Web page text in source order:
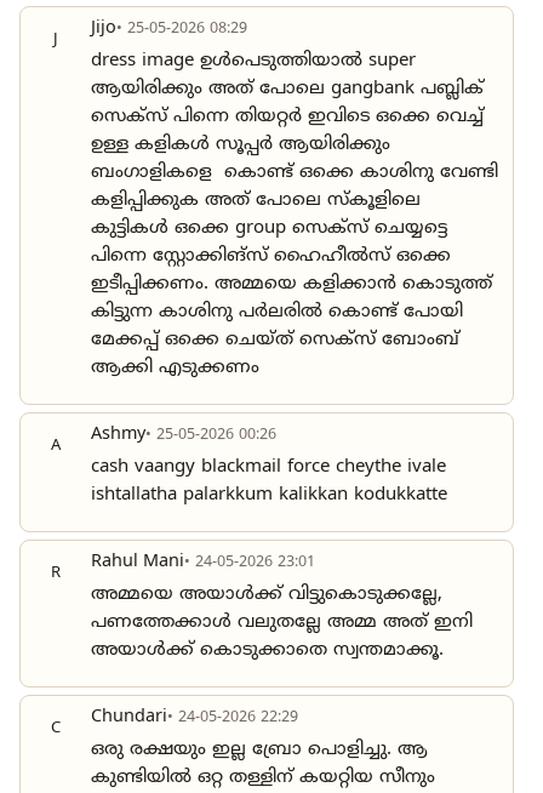
Jijo• 25-05-2026 08:29
dress image ഉൾപെടുത്തിയാൽ super
ആയിരിക്കും അത് പോലെ gangbank പബ്ലിക്
സെക്സ് പിന്നെ തിയറ്റർ ഇവിടെ ഒക്കെ വെച്ച്
ഉള്ള കളികൾ സൂപ്പർ ആയിരിക്കും
ബംഗാളികളെ കൊണ്ട് ഒക്കെ കാശിനു വേണ്ടി
കളിപ്പിക്കുക അത് പോലെ സ്കൂളിലെ
കുട്ടികൾ ഒക്കെ group സെക്സ് ചെയ്യട്ടെ
പിന്നെ സ്റ്റോക്കിങ്സ് ഹൈഹീൽസ് ഒക്കെ
ഇടീപ്പിക്കണം. അമ്മയെ കളിക്കാൻ കൊടുത്ത്
കിട്ടുന്ന കാശിനു പർലരിൽ കൊണ്ട് പോയി
മേക്കപ്പ് ഒക്കെ ചെയ്ത് സെക്സ് ബോംബ്
ആക്കി എടുക്കണം
A Ashmy• 25-05-2026 00:26
cash vaangy blackmail force cheythe ivale
ishtallatha palarkkum kalikkan kodukkatte
R Rahul Mani• 24-05-2026 23:01
അമ്മയെ അയാൾക്ക് വിട്ടുകൊടുക്കല്ലേ,
പണത്തേക്കാൾ വലുതല്ലേ അമ്മ അത് ഇനി
അയാൾക്ക് കൊടുക്കാതെ സ്വന്തമാക്കൂ.
C Chundari• 24-05-2026 22:29
ഒരു രക്ഷയും ഇല്ല ബ്രോ പൊളിച്ചു. ആ
കുണ്ടിയിൽ ഒറ്റ തള്ളിന് കയറ്റിയ സീനും